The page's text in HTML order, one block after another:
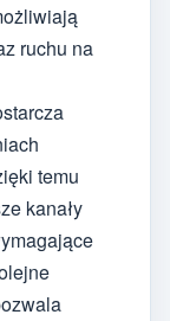
ruchu na
temu
kanały